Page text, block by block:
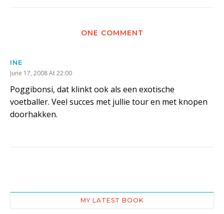
ONE COMMENT
INE
June 17, 2008 At 22:00
Poggibonsi, dat klinkt ook als een exotische
voetballer. Veel succes met jullie tour en met knopen
doorhakken.
MY LATEST BOOK